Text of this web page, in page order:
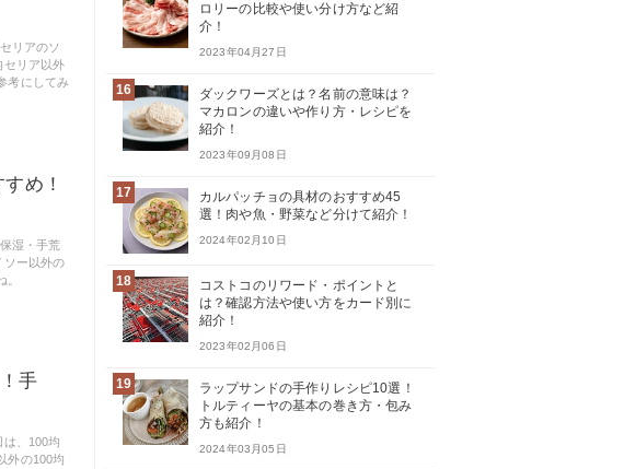
リアのソ
セリア以外
考にしてみ
め！
湿・手荒
ソー以外の
。
手
、100均
外の100均
ロリーの比較や使い分け方など紹
介！
2023年04月27日
16
ダックワーズとは？名前の意味は？
マカロンの違いや作り方・レシピを
紹介！
2023年09月08日
17
カルパッチョの具材のおすすめ45
選！肉や魚・野菜など分けて紹介！
2024年02月10日
18
コストコのリワード・ポイントと
は？確認方法や使い方をカード別に
紹介！
2023年02月06日
19
ラップサンドの手作りレシピ10選！
トルティーヤの基本の巻き方・包み
方も紹介！
2024年03月05日